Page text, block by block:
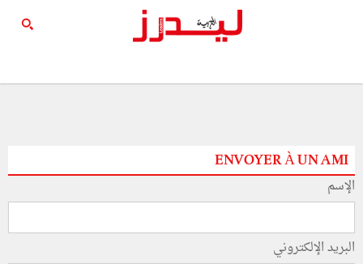
ENVOYER À UN AMI
الإسم
البريد الإلكتروني